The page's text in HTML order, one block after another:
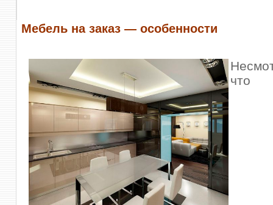
Мебель на заказ — особенности
что